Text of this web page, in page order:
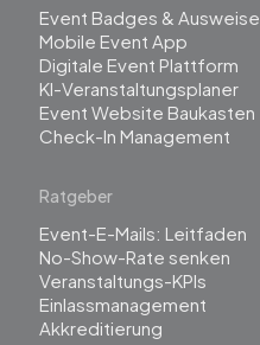
Event Badges & Ausweise
Mobile Event App
Digitale Event Plattform
KI-Veranstaltungsplaner
Event Website Baukasten
Check-In Management
Ratgeber
Event-E-Mails: Leitfaden
No-Show-Rate senken
Veranstaltungs-KPIs
Einlassmanagement
Akkreditierung